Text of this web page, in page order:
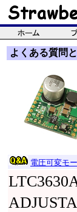
よくある質問
電圧可変モ